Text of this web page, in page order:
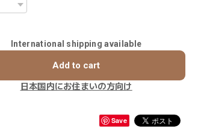
International shipping available
Add to cart
日本国内にお住まいの方向け
Save